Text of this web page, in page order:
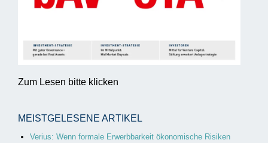
Zum Lesen bitte klicken
MEISTGELESENE ARTIKEL
Verius: Wenn formale Erwerbbarkeit ökonomische Risiken